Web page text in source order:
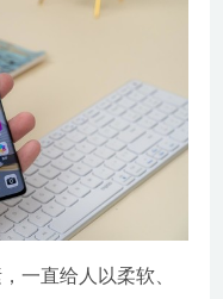
一直给人以柔软、